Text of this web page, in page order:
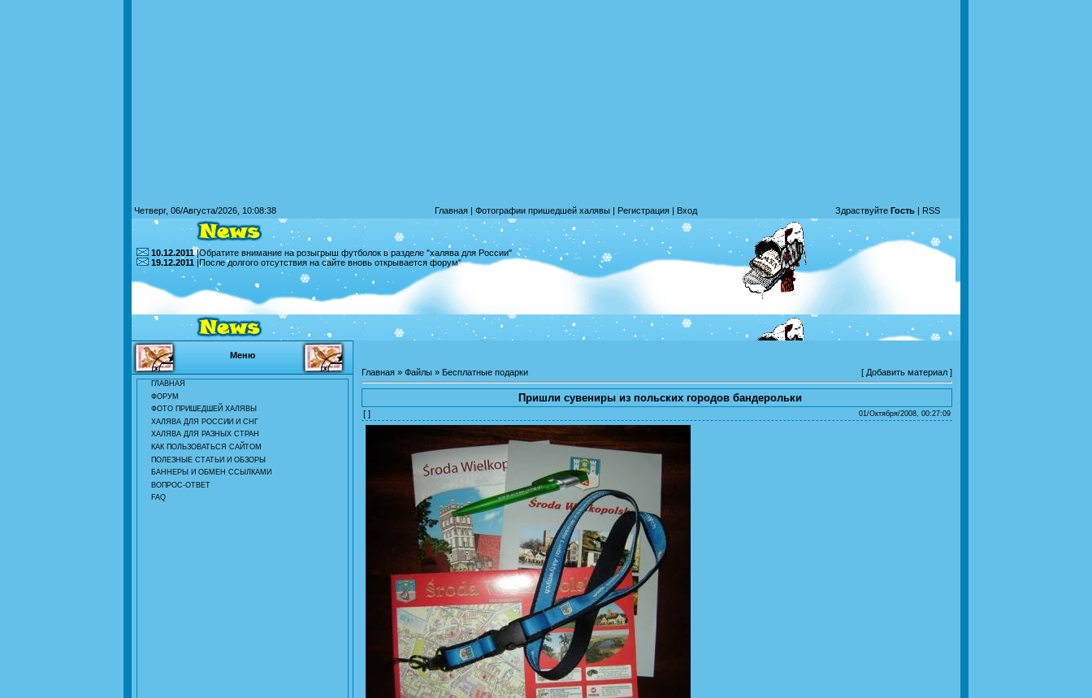
Четверг, 06/Августа/2026, 10:08:38 Главная| Фотографии пришедшей халявы| Регистрация| Вход Здраствуйте Гость | RSS
10.12.2011|Обратите внимание на розыгрыш футболок в разделе "халява для России"
19.12.2011 |После долгого отсутствия на сайте вновь открывается форум"
Меню
ГЛАВНАЯ
ФОРУМ
ФОТО ПРИШЕДШЕЙ ХАЛЯВЫ
ХАЛЯВА ДЛЯ РОССИИ И СНГ
ХАЛЯВА ДЛЯ РАЗНЫХ СТРАН
КАК ПОЛЬЗОВАТЬСЯ САЙТОМ
ПОЛЕЗНЫЕ СТАТЬИ И ОБЗОРЫ
БАННЕРЫ И ОБМЕН ССЫЛКАМИ
ВОПРОС-ОТВЕТ
FAQ
Главная » Файлы » Бесплатные подарки [ Добавить материал ]
Пришли сувениры из польских городов бандерольки
[ ] 01/Октября/2008, 00:27:09